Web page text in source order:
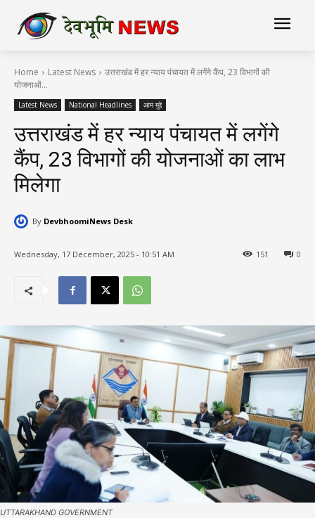
Home Latest News
उत्तराखंड में हर न्याय पंचायत में लगेंगे कैंप, 23 विभागों की
योजनाओं...
Latest News National Headlines आम मुद्दे
उत्तराखंड में हर न्याय पंचायत में लगेंगे
कैंप, 23 विभागों की योजनाओं का लाभ
मिलेगा
By DevbhoomiNews Desk
Wednesday, 17 December, 2025 - 10:51 AM 0
151
UTTARAKHAND GOVERNMENT